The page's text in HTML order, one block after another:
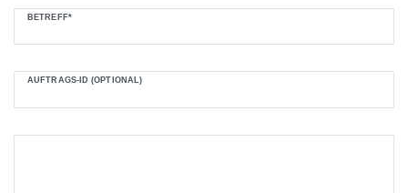
BETREFF*
AUFTRAGS-ID (OPTIONAL)